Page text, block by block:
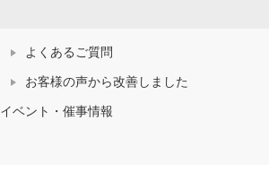
よくあるご質問
お客様の声から改善しました
イベント・催事情報